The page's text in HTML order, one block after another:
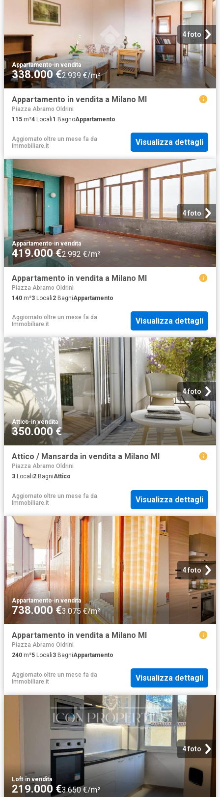
4 foto
Appartamento·in vendita
338.000 €2.939 €/m²
Appartamento in vendita a Milano MI
Piazza Abramo Oldrini
115 m²4 Locali1 BagnoAppartamento
Aggiornato oltre un mese fa da
Immobiliare.it
Visualizza dettagli
4 foto
Appartamento·in vendita
419.000 €2.992 €/m²
Appartamento in vendita a Milano MI
Piazza Abramo Oldrini
140 m²3 Locali2 BagniAppartamento
Aggiornato oltre un mese fa da
Immobiliare.it
Visualizza dettagli
4 foto
Attico·in vendita
350.000 €
Attico / Mansarda in vendita a Milano MI
Piazza Abramo Oldrini
3 Locali2 BagniAttico
Aggiornato oltre un mese fa da
Immobiliare.it
Visualizza dettagli
4 foto
Appartamento·in vendita
738.000 €3.075 €/m²
Appartamento in vendita a Milano MI
Piazza Abramo Oldrini
240 m²5 Locali3 BagniAppartamento
Aggiornato oltre un mese fa da
Immobiliare.it
Visualizza dettagli
4 foto
Loft·in vendita
219.000 €3.650 €/m²